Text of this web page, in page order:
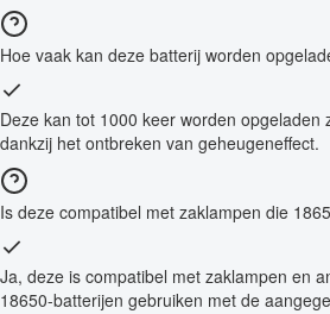
Hoe vaak kan deze batterij worden
Deze kan tot 1000 keer worden opgeladen
dankzij het ontbreken van geheugeneffect.
Is deze compatibel met zaklampen die
Ja, deze is compatibel met zaklampen en
18650-batterijen gebruiken met de